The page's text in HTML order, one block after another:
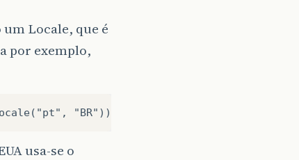
Locale, que é
por exemplo,
usa-se o